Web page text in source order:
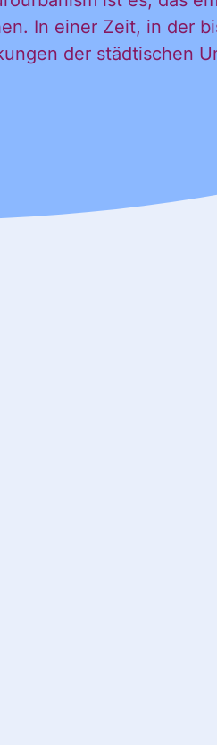
In einer Zeit, in der
der städtischen